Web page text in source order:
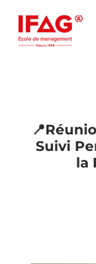
Suivi
la